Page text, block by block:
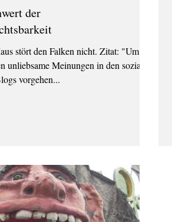
der
stört den Falken nicht. Zitat: "Um
unliebsame Meinungen in den sozialen
vorgehen...